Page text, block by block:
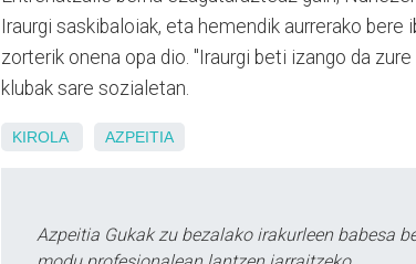
Iraurgi saskibaloiak, eta hemendik aurrerako
zorterik onena opa dio. "Iraurgi beti izango da
klubak sare sozialetan.
KIROLA AZPEITIA
Azpeitia Gukak zu bezalako irakurleen babesa